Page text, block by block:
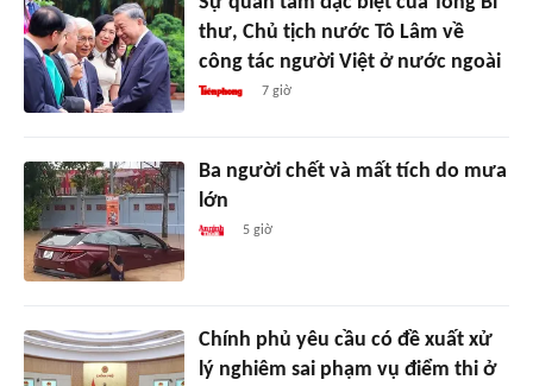
thư, Chủ tịch nước Tô Lâm về
công tác người Việt ở nước ngoài
7 giờ
Ba người chết và mất tích do mưa
lớn
5 giờ
Chính phủ yêu cầu có đề xuất xử
lý nghiêm sai phạm vụ điểm thi ở